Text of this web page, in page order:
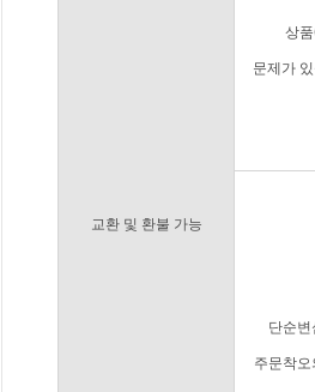
교환 및 환불 가능
상품
문제가
단순변
주문착오